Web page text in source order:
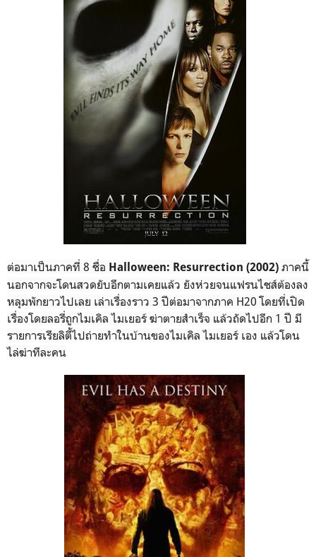
ต่อมาเป็นภาคที่ 8 ชื่อ Halloween: Resurrection (2002) ภาคนี้
นอกจากจะโดนสวดยับอีกตามเคยแล้ว ยังห่วยจนแฟรนไชส์ต้องลง
หลุมพักยาวไปเลย เล่าเรื่องราว 3 ปีต่อมาจากภาค H20 โดยที่เปิด
เรื่องโดยลอรี่ถูกไมเคิล ไมเยอร์ ฆ่าตายสำเร็จ แล้วถัดไปอีก 1 ปี มี
รายการเรียลิตี้ไปถ่ายทำในบ้านของไมเคิล ไมเยอร์ เอง แล้วโดน
ไล่ฆ่าทีละคน